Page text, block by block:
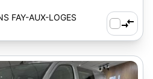
FAY-AUX-LOGES